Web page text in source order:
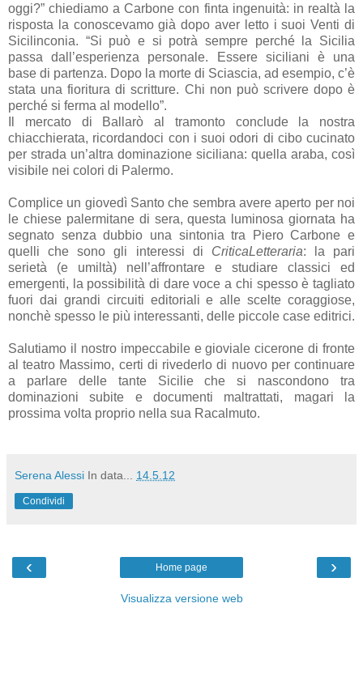
oggi?” chiediamo a Carbone con finta ingenuità: in realtà la
risposta la conoscevamo già dopo aver letto i suoi Venti di
Sicilinconia. “Si può e si potrà sempre perché la Sicilia
passa dall’esperienza personale. Essere siciliani è una
base di partenza. Dopo la morte di Sciascia, ad esempio, c’è
stata una fioritura di scritture. Chi non può scrivere dopo è
perché si ferma al modello”.
Il mercato di Ballarò al tramonto conclude la nostra
chiacchierata, ricordandoci con i suoi odori di cibo cucinato
per strada un’altra dominazione siciliana: quella araba, così
visibile nei colori di Palermo.
Complice un giovedì Santo che sembra avere aperto per noi
le chiese palermitane di sera, questa luminosa giornata ha
segnato senza dubbio una sintonia tra Piero Carbone e
quelli che sono gli interessi di CriticaLetteraria: la pari
serietà (e umiltà) nell’affrontare e studiare classici ed
emergenti, la possibilità di dare voce a chi spesso è tagliato
fuori dai grandi circuiti editoriali e alle scelte coraggiose,
nonchè spesso le più interessanti, delle piccole case editrici.
Salutiamo il nostro impeccabile e gioviale cicerone di fronte
al teatro Massimo, certi di rivederlo di nuovo per continuare
a parlare delle tante Sicilie che si nascondono tra
dominazioni subite e documenti maltrattati, magari la
prossima volta proprio nella sua Racalmuto.
Serena Alessi In data... 14.5.12
Condividi
‹ ›
Home page
Visualizza versione web